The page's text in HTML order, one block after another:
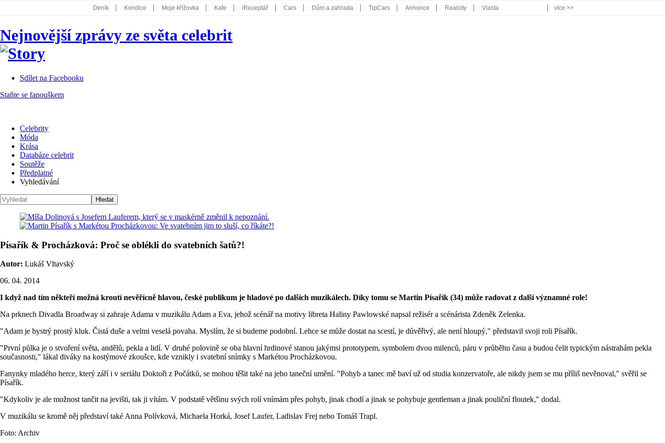
Deník Kondice Moje křížovka Kafe iReceptář Cars Dům a zahrada TipCars Annonce Realcity Vlasta
Koktejl
více >>
Nejnovější zprávy ze světa celebrit
Sdílet na Facebooku
Staňte se fanouškem
Celebrity
Móda
Krása
Databáze celebrit
Soutěže
Předplatné
Vyhledávání
Písařík & Procházková: Proč se oblékli do svatebních šatů?!
Autor: Lukáš Vltavský
06. 04. 2014
I když nad tím někteří možná kroutí nevěřícně hlavou, české publikum je hladové po dalších muzikálech. Díky tomu se Martin Písařík (34) může radovat z další významné role!
Na prknech Divadla Broadway si zahraje Adama v muzikálu Adam a Eva, jehož scénář na motivy libreta Haliny Pawlowské napsal režisér a scénárista Zdeněk Zelenka.
"Adam je bystrý prostý kluk. Čistá duše a velmi veselá povaha. Myslím, že si budeme podobní. Lehce se může dostat na scestí, je důvěřivý, ale není hloupý," představil svoji roli Písařík.
"První půlka je o stvoření světa, andělů, pekla a lidí. V druhé polovině se oba hlavní hrdinové stanou jakýmsi prototypem, symbolem dvou milenců, páru v průběhu času a budou čelit typickým nástrahám pekla
současnosti," lákal diváky na kostýmové zkoušce, kde vznikly i svatební snímky s Markétou Procházkovou.
Fanynky mladého herce, který září i v seriálu Doktoři z Počátků, se mohou těšit také na jeho taneční umění. "Pohyb a tanec mě baví už od studia konzervatoře, ale nikdy jsem se mu příliš nevěnoval," svěřil se
Písařík.
"Kdykoliv je ale možnost tančit na jevišti, tak ji vítám. V podstatě většinu svých rolí vnímám přes pohyb, jinak chodí a jinak se pohybuje gentleman a jinak pouliční floutek," dodal.
V muzikálu se kromě něj představí také Anna Polívková, Michaela Horká, Josef Laufer, Ladislav Frej nebo Tomáš Trapl.
Foto: Archiv